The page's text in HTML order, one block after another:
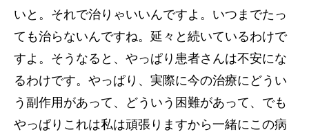
いと。それで治りゃいいんですよ。いつまでたっ
ても治らないんですね。延々と続いているわけで
すよ。そうなると、やっぱり患者さんは不安にな
るわけです。やっぱり、実際に今の治療にどうい
う副作用があって、どういう困難があって、でも
やっぱりこれは私は頑張りますから一緒にこの病